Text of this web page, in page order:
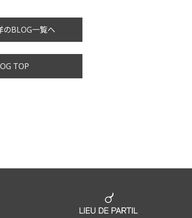
BLOG一覧へ
TOP